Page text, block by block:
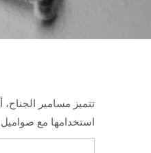
استخدامها مع صواميل